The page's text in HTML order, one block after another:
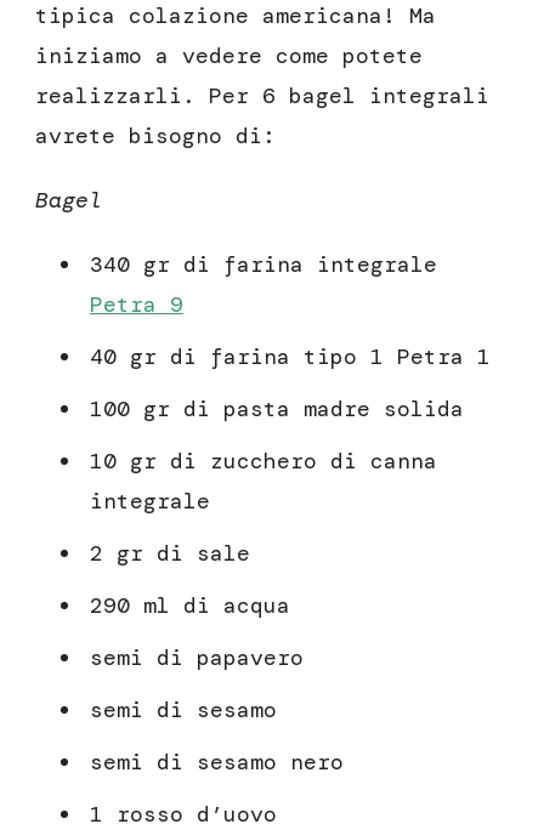
tipica colazione americana! Ma
iniziamo a vedere come potete
realizzarli. Per 6 bagel integrali
avrete bisogno di:
Bagel
340 gr di farina integrale
Petra 9
40 gr di farina tipo 1 Petra 1
100 gr di pasta madre solida
10 gr di zucchero di canna
integrale
2 gr di sale
290 ml di acqua
semi di papavero
semi di sesamo
semi di sesamo nero
1 rosso d’uovo